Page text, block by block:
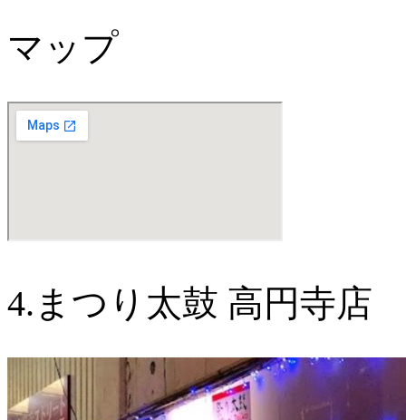
マップ
4.まつり太鼓 高円寺店